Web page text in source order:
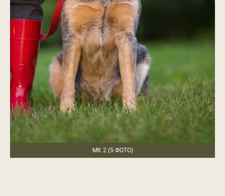
MK 2 (5 ФОТО)